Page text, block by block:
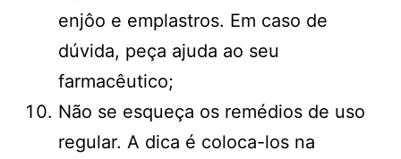
enjôo e emplastros. Em caso de
dúvida, peça ajuda ao seu
farmacêutico;
Não se esqueça os remédios de uso
regular. A dica é coloca-los na